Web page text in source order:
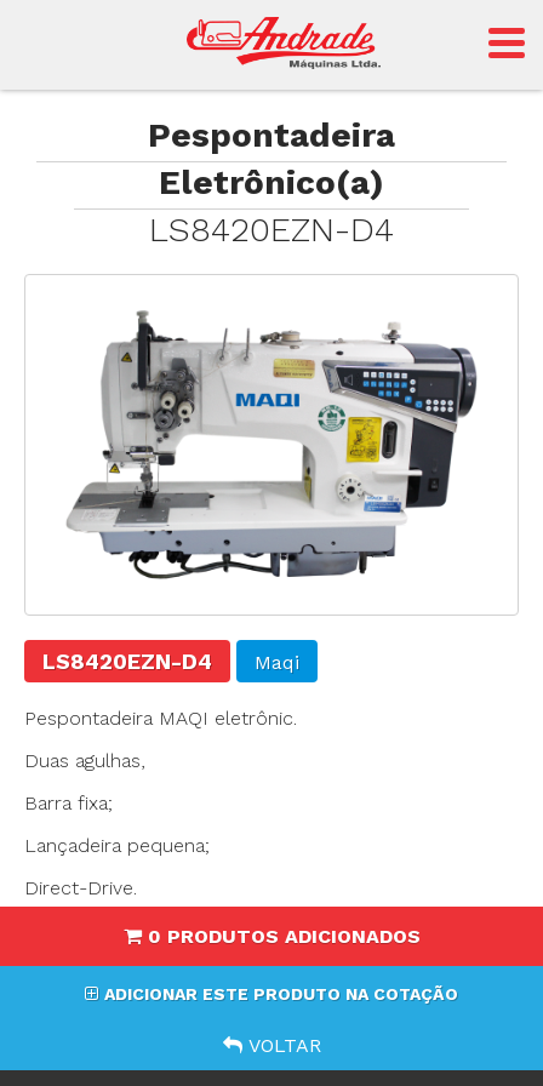
Andrade
Sansei
Pespontadeira
Eletrônico(a)
LS8420EZN-D4
LS8420EZN-D4 Maqi
Pespontadeira MAQI eletrônic.
Duas agulhas,
Barra fixa;
Lançadeira pequena;
Direct-Drive.
0 PRODUTOS ADICIONADOS
ADICIONAR ESTE PRODUTO NA COTAÇÃO
VOLTAR